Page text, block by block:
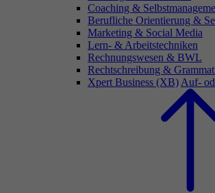
Coaching &
Berufliche Orientierung &
Marketing & Social Media
Lern- & Arbeitstechniken
Rechnungswesen & BWL
Rechtschreibung &
Xpert Business (XB) Auf-